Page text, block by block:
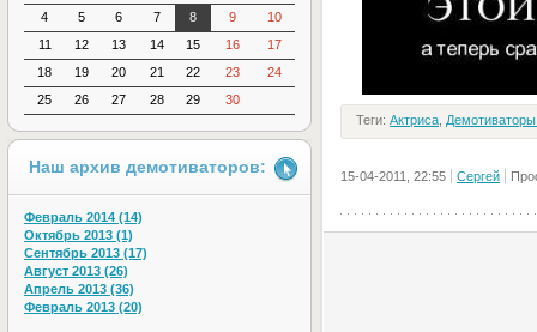
Теги: Актриса
15-04-2011, 22:55 Сергей
4
5 6 7 8 9
10
11
12 13 14 15 16
17
18
19 20 21 22 23
24
25
26 27 28 29 30
Наш архив демотиваторов:
Февраль 2014 (14)
Октябрь 2013 (1)
Сентябрь 2013 (17)
Август 2013 (26)
Апрель 2013 (36)
Февраль 2013 (20)